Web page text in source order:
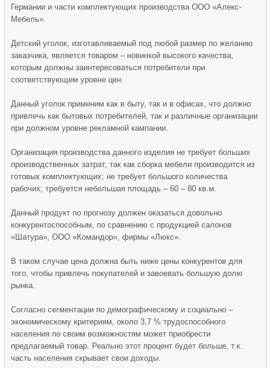
Германии и части комплектующих производства ООО «Алекс-
Мебель».
Детский уголок, изготавливаемый под любой размер по желанию
заказчика, является товаром – новинкой высокого качества,
которым должны заинтересоваться потребители при
соответствующем уровне цен.
Данный уголок применим как в быту, так и в офисах, что должно
привлечь как бытовых потребителей, так и различные организации
при должном уровне рекламной кампании.
Организация производства данного изделия не требует больших
производственных затрат, так как сборка мебели производится из
готовых комплектующих; не требует большого количества
рабочих; требуется небольшая площадь – 60 – 80 кв.м.
Данный продукт по прогнозу должен оказаться довольно
конкурентоспособным, по сравнению с продукцией салонов
«Шатура», ООО «Командор», фирмы «Люкс».
В таком случае цена должна быть ниже цены конкурентов для
того, чтобы привлечь покупателей и завоевать большую долю
рынка.
Согласно сегментации по демографическому и социально –
экономическому критериям, около 3,7 % трудоспособного
населения по своим возможностям может приобрести
предлагаемый товар. Реально этот процент будет больше, т.к.
часть населения скрывает свои доходы.